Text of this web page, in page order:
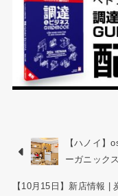
【ハノイ】
ーガニック
【10月15日】新店情報